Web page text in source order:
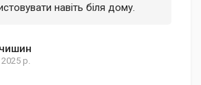
навіть біля дому.
р.